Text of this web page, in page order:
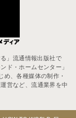
」流通情報出版社で
ド・ホームセンター」
め、各種媒体の制作・
営など、流通業界を中